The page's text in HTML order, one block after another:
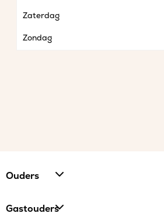
Zaterdag
Zondag
Ouders
Gastouders